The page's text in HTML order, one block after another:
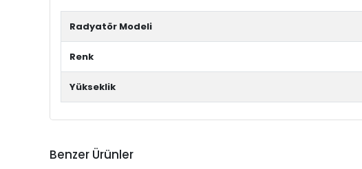
Radyatör Modeli
Renk
Yükseklik
Benzer Ürünler